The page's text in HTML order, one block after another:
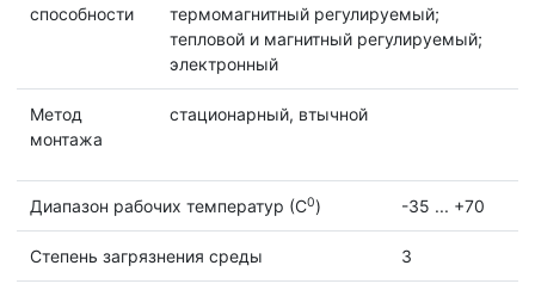
способности
термомагнитный регулируемый;
тепловой и магнитный регулируемый;
электронный
Метод
монтажа
стационарный, втычной
Диапазон рабочих температур (С0) -35 ... +70
Степень загрязнения среды 3